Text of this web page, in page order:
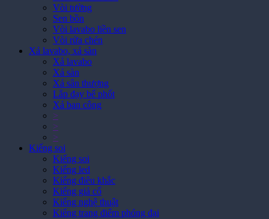
Vòi tường
Sen bồn
Vòi lavabo liền sen
Vòi rửa chén
Xả lavabo, xả sàn
Xả lavabo
Xả sàn
Xả sân thượng
Lắp đạy bể phốt
Xả ban công
>
>
>
Kiếng soi
Kiếng soi
Kiếng led
Kiếng điêu khắc
Kiếng giả cổ
Kiếng nghệ thuật
Kiếng trang điểm phóng đại